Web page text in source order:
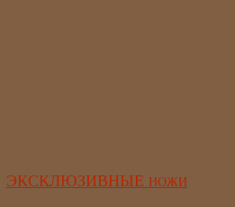
ЭКСКЛЮЗИВНЫЕ НОЖИ